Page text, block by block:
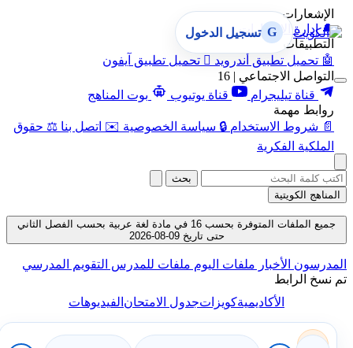
الإشعارات
🔔 إدارة الإشعارات
التطبيقات
🤖 تحميل تطبيق أندرويد  تحميل تطبيق آيفون
التواصل الاجتماعي | 16
قناة تيليجرام
قناة يوتيوب
بوت المناهج
روابط مهمة
📄 شروط الاستخدام 🔒 سياسة الخصوصية ✉️ اتصل بنا ⚖️ حقوق
الملكية الفكرية
G تسجيل الدخول
بحث
المناهج الكويتية
جميع الملفات المتوفرة بحسب 16 في مادة لغة عربية بحسب الفصل الثاني
حتى تاريخ 09-08-2026
المدرسون الأخبار ملفات اليوم ملفات للمدرس التقويم المدرسي
تم نسخ الرابط
الأكاديميةكويزاتجدول الامتحانالفيديوهات